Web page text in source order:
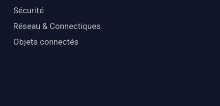
Sécurité
Réseau & Connectiques
Objets connectés